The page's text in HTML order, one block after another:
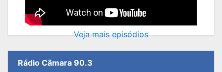
Veja mais episódios
Rádio Câmara 90.3